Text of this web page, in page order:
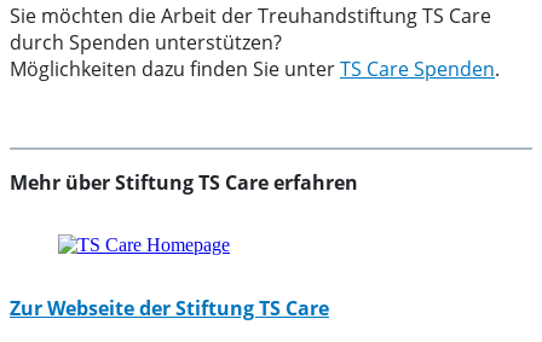
Sie möchten die Arbeit der Treuhandstiftung TS Care
durch Spenden unterstützen?
Möglichkeiten dazu finden Sie unterTS Care Spenden.
Mehr über Stiftung TS Care erfahren
Zur Webseite der Stiftung TS Care